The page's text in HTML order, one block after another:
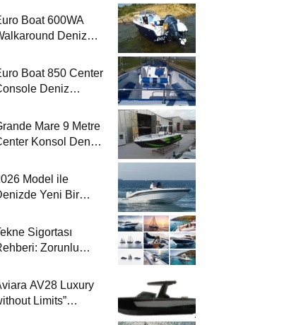
Boat 600WA
Deniz
Boat 850 Center
Deniz
Mare 9 Metre
Konsol Deniz
Model ile
Yeni Bir
Sigortası
Zorunlu
Güvenli Seyir
AV28 Luxury
Limits”